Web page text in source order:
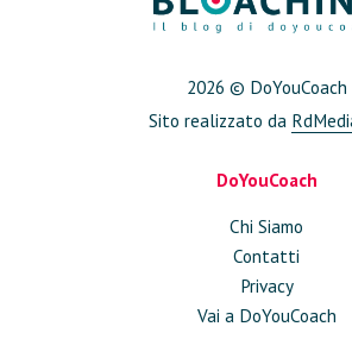
2026 © DoYouCoach
Sito realizzato da
DoYouCoach
Chi Siamo
Contatti
Privacy
Vai a DoYouCoach